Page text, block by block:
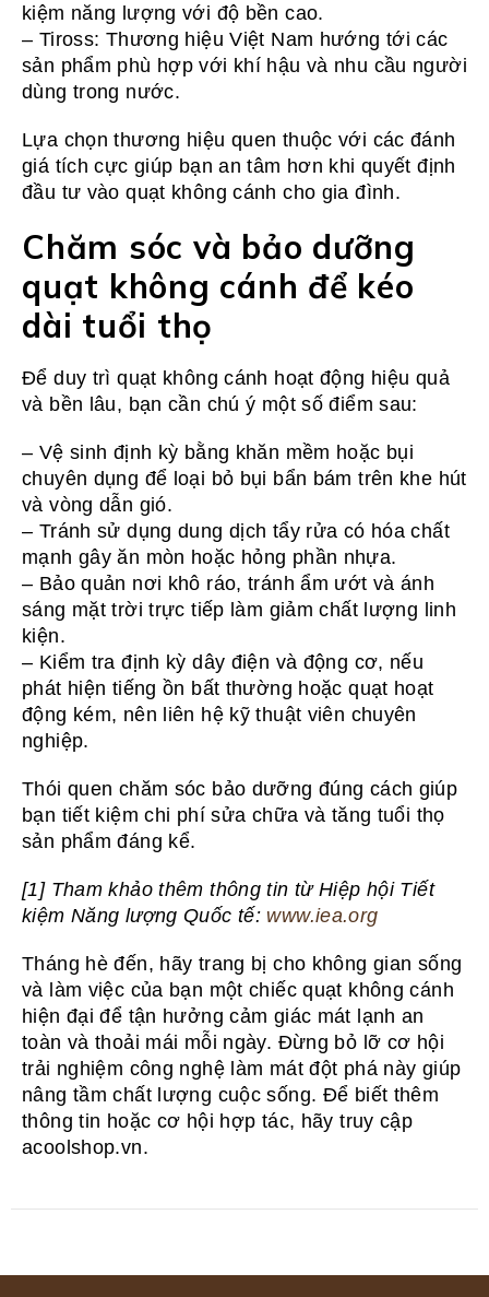
kiệm năng lượng với độ bền cao.
– Tiross: Thương hiệu Việt Nam hướng tới các
sản phẩm phù hợp với khí hậu và nhu cầu người
dùng trong nước.
Lựa chọn thương hiệu quen thuộc với các đánh
giá tích cực giúp bạn an tâm hơn khi quyết định
đầu tư vào quạt không cánh cho gia đình.
Chăm sóc và bảo dưỡng
quạt không cánh để kéo
dài tuổi thọ
Để duy trì quạt không cánh hoạt động hiệu quả
và bền lâu, bạn cần chú ý một số điểm sau:
– Vệ sinh định kỳ bằng khăn mềm hoặc bụi
chuyên dụng để loại bỏ bụi bẩn bám trên khe hút
và vòng dẫn gió.
– Tránh sử dụng dung dịch tẩy rửa có hóa chất
mạnh gây ăn mòn hoặc hỏng phần nhựa.
– Bảo quản nơi khô ráo, tránh ẩm ướt và ánh
sáng mặt trời trực tiếp làm giảm chất lượng linh
kiện.
– Kiểm tra định kỳ dây điện và động cơ, nếu
phát hiện tiếng ồn bất thường hoặc quạt hoạt
động kém, nên liên hệ kỹ thuật viên chuyên
nghiệp.
Thói quen chăm sóc bảo dưỡng đúng cách giúp
bạn tiết kiệm chi phí sửa chữa và tăng tuổi thọ
sản phẩm đáng kể.
[1] Tham khảo thêm thông tin từ Hiệp hội Tiết
kiệm Năng lượng Quốc tế: www.iea.org
Tháng hè đến, hãy trang bị cho không gian sống
và làm việc của bạn một chiếc quạt không cánh
hiện đại để tận hưởng cảm giác mát lạnh an
toàn và thoải mái mỗi ngày. Đừng bỏ lỡ cơ hội
trải nghiệm công nghệ làm mát đột phá này giúp
nâng tầm chất lượng cuộc sống. Để biết thêm
thông tin hoặc cơ hội hợp tác, hãy truy cập
acoolshop.vn.